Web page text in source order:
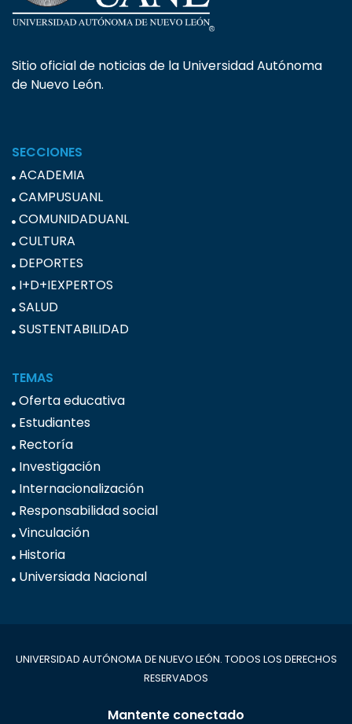
Sitio oficial de noticias de la Universidad Autónoma
de Nuevo León.
SECCIONES
ACADEMIA
CAMPUSUANL
COMUNIDADUANL
CULTURA
DEPORTES
I+D+IEXPERTOS
SALUD
SUSTENTABILIDAD
TEMAS
Oferta educativa
Estudiantes
Rectoría
Investigación
Internacionalización
Responsabilidad social
Vinculación
Historia
Universiada Nacional
UNIVERSIDAD AUTÓNOMA DE NUEVO LEÓN. TODOS LOS DERECHOS
RESERVADOS
Mantente conectado